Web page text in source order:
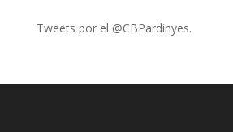
Tweets por el @CBPardinyes.